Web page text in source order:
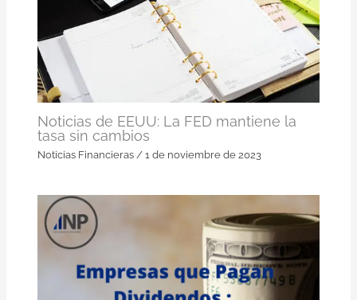
Noticias de EEUU: La FED mantiene la
tasa sin cambios
Noticias Financieras /1 de noviembre de 2023